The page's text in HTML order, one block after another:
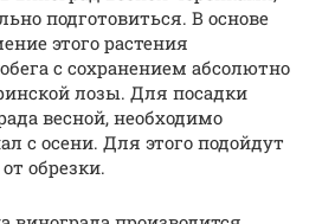
подготовиться. В основе
этого растения
с сохранением абсолютно
лозы. Для посадки
весной, необходимо
с осени. Для этого подойдут
обрезки.